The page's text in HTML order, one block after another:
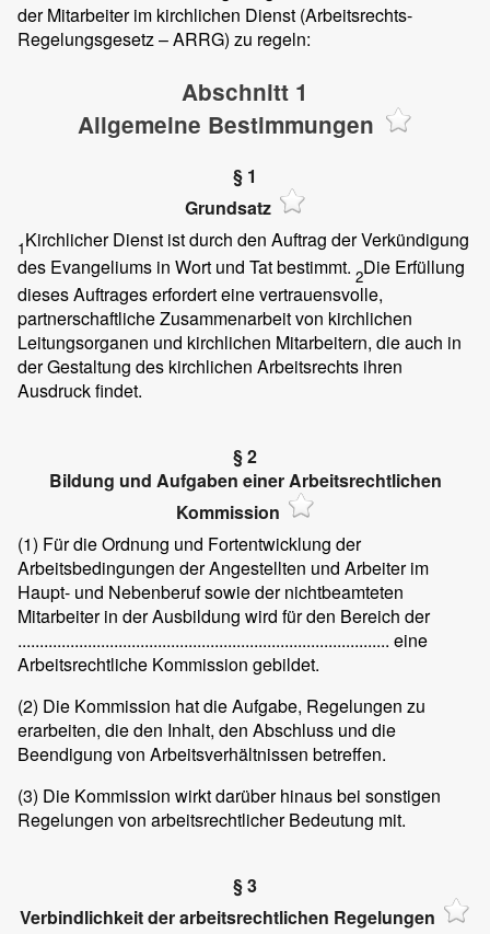
der Mitarbeiter im kirchlichen Dienst (Arbeitsrechts-
Regelungsgesetz – ARRG) zu regeln:
Abschnitt 1
Allgemeine Bestimmungen
§ 1
Grundsatz
1Kirchlicher Dienst ist durch den Auftrag der Verkündigung
des Evangeliums in Wort und Tat bestimmt. 2Die Erfüllung
dieses Auftrages erfordert eine vertrauensvolle,
partnerschaftliche Zusammenarbeit von kirchlichen
Leitungsorganen und kirchlichen Mitarbeitern, die auch in
der Gestaltung des kirchlichen Arbeitsrechts ihren
Ausdruck findet.
§ 2
Bildung und Aufgaben einer Arbeitsrechtlichen
Kommission
(1) Für die Ordnung und Fortentwicklung der
Arbeitsbedingungen der Angestellten und Arbeiter im
Haupt- und Nebenberuf sowie der nichtbeamteten
Mitarbeiter in der Ausbildung wird für den Bereich der
..................................................................................... eine
Arbeitsrechtliche Kommission gebildet.
(2) Die Kommission hat die Aufgabe, Regelungen zu
erarbeiten, die den Inhalt, den Abschluss und die
Beendigung von Arbeitsverhältnissen betreffen.
(3) Die Kommission wirkt darüber hinaus bei sonstigen
Regelungen von arbeitsrechtlicher Bedeutung mit.
§ 3
Verbindlichkeit der arbeitsrechtlichen Regelungen